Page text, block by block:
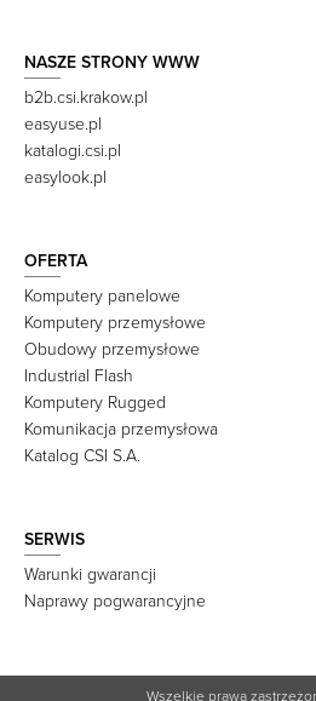
NASZE STRONY WWW
b2b.csi.krakow.pl
easyuse.pl
katalogi.csi.pl
easylook.pl
OFERTA
Komputery panelowe
Komputery przemysłowe
Obudowy przemysłowe
Industrial Flash
Komputery Rugged
Komunikacja przemysłowa
Katalog CSI S.A.
SERWIS
Warunki gwarancji
Naprawy pogwarancyjne
Wszelkie prawa